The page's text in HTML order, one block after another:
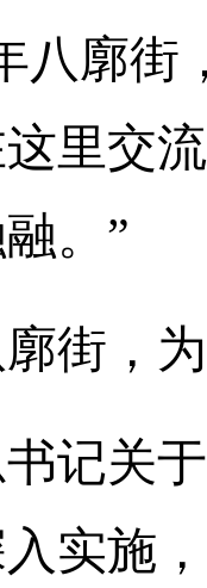
八廓街
里交
。”
街，
记关
实施